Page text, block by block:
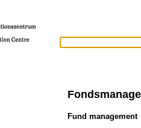
Fund management